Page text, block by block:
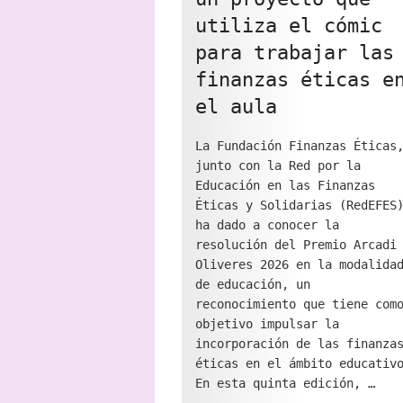
utiliza el cómic
para trabajar las
finanzas éticas
el aula
La Fundación Finanzas Éticas,
junto con la Red por la
Educación en las Finanzas
Éticas y Solidarias
ha dado a conocer la
resolución del Premio Arcadi
Oliveres 2026 en la modalidad
de educación, un
reconocimiento que tiene como
objetivo impulsar la
incorporación de las finanzas
éticas en el ámbito
En esta quinta edición, …